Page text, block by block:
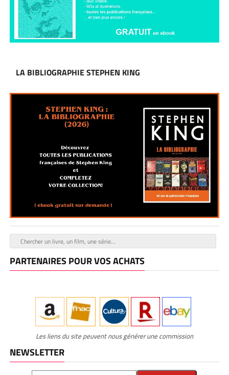
LA BIBLIOGRAPHIE STEPHEN KING
PARTENAIRES POUR VOS ACHATS
Les liens du site peuvent nous générer une commission
NEWSLETTER